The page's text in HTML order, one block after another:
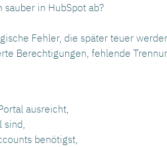
sauber in HubSpot ab?
Fehler, die später teuer
Berechtigungen, fehlende
ausreicht,
sind,
benötigst,